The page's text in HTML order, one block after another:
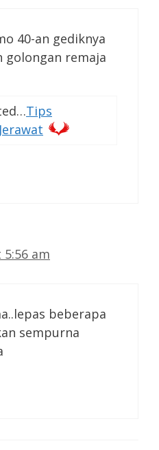
40-an gediknya
golongan remaja
Tips
am
beberapa
sempurna